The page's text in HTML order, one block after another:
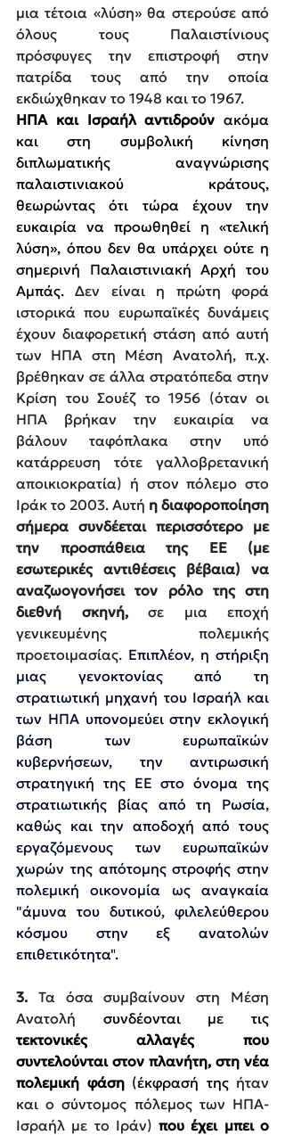
μια τέτοια «λύση» θα στερούσε από
όλους τους Παλαιστίνιους
πρόσφυγες την επιστροφή στην
πατρίδα τους από την οποία
εκδιώχθηκαν το 1948 και το 1967.
ΗΠΑ και Ισραήλ αντιδρούν ακόμα
και στη συμβολική κίνηση
διπλωματικής αναγνώρισης
παλαιστινιακού κράτους,
θεωρώντας ότι τώρα έχουν την
ευκαιρία να προωθηθεί η «τελική
λύση», όπου δεν θα υπάρχει ούτε η
σημερινή Παλαιστινιακή Αρχή του
Αμπάς. Δεν είναι η πρώτη φορά
ιστορικά που ευρωπαϊκές δυνάμεις
έχουν διαφορετική στάση από αυτή
των ΗΠΑ στη Μέση Ανατολή, π.χ.
βρέθηκαν σε άλλα στρατόπεδα στην
Κρίση του Σουέζ το 1956 (όταν οι
ΗΠΑ βρήκαν την ευκαιρία να
βάλουν ταφόπλακα στην υπό
κατάρρευση τότε γαλλοβρετανική
αποικιοκρατία) ή στον πόλεμο στο
Ιράκ το 2003. Αυτή η διαφοροποίηση
σήμερα συνδέεται περισσότερο με
την προσπάθεια της ΕΕ (με
εσωτερικές αντιθέσεις βέβαια) να
αναζωογονήσει τον ρόλο της στη
διεθνή σκηνή, σε μια εποχή
γενικευμένης πολεμικής
προετοιμασίας. Επιπλέον, η στήριξη
μιας γενοκτονίας από τη
στρατιωτική μηχανή του Ισραήλ και
των ΗΠΑ υπονομεύει στην εκλογική
βάση των ευρωπαϊκών
κυβερνήσεων, την αντιρωσική
στρατηγική της ΕΕ στο όνομα της
στρατιωτικής βίας από τη Ρωσία,
καθώς και την αποδοχή από τους
εργαζόμενους των ευρωπαϊκών
χωρών της απότομης στροφής στην
πολεμική οικονομία ως αναγκαία
"άμυνα του δυτικού, φιλελεύθερου
κόσμου στην εξ ανατολών
επιθετικότητα".
3. Τα όσα συμβαίνουν στη Μέση
Ανατολή
τεκτονικές αλλαγές που
συντελούνται στον πλανήτη, στη νέα
πολεμική φάση (έκφρασή της ήταν
και ο σύντομος πόλεμος των ΗΠΑ-
Ισραήλ με το Ιράν) που έχει μπει ο